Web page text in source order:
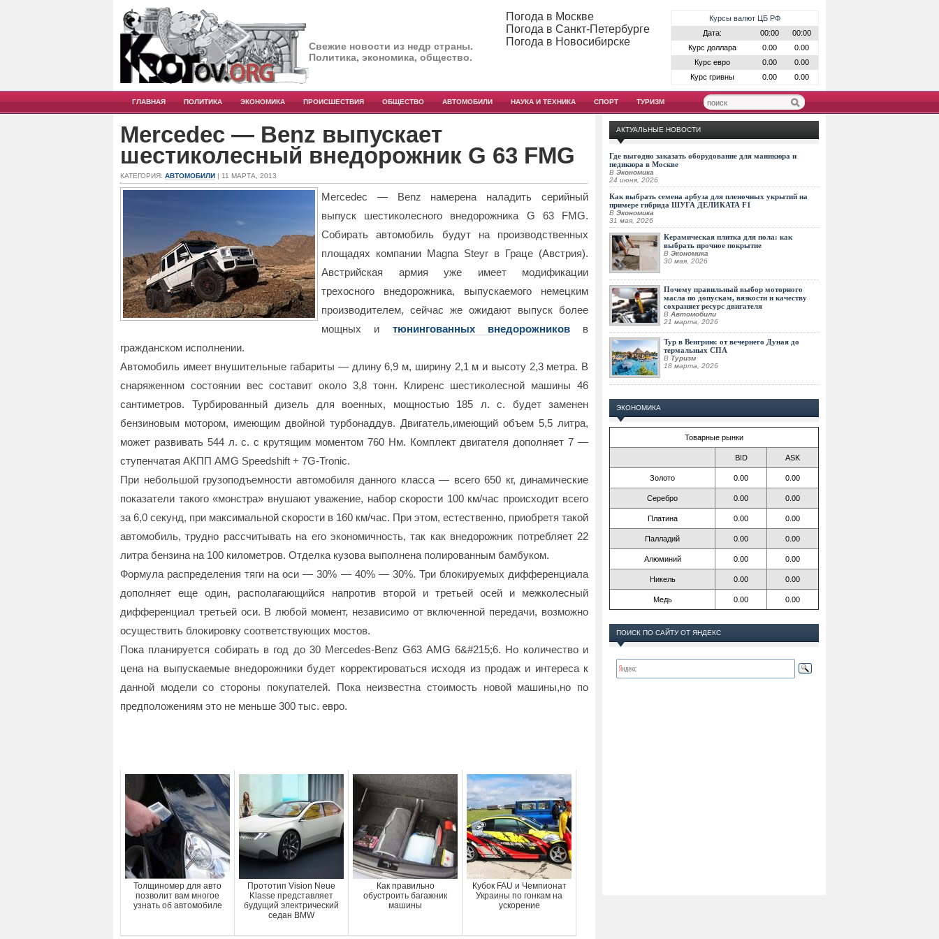
Свежие новости из недр страны.
Политика, экономика, общество.
Курсы валют ЦБ РФ
Дата:
00:00
00:00
Курс доллара
0.00
0.00
Курс евро
0.00
0.00
Курс гривны
0.00 0.00
Погода в Москве
Погода в Санкт-Петербурге
Погода в Новосибирске
ГЛАВНАЯ ПОЛИТИКА ЭКОНОМИКА ПРОИСШЕСТВИЯ ОБЩЕСТВО АВТОМОБИЛИ НАУКА И ТЕХНИКА СПОРТ ТУРИЗМ
Mercedec — Benz выпускает
шестиколесный внедорожник G 63 FMG
КАТЕГОРИЯ: АВТОМОБИЛИ | 11 МАРТА, 2013
Mercedec — Benz намерена наладить серийный
выпуск шестиколесного внедорожника G 63 FMG.
Собирать автомобиль будут на производственных
площадях компании Magna Steyr в Граце (Австрия).
Австрийская армия уже имеет модификации
трехосного внедорожника, выпускаемого немецким
производителем, сейчас же ожидают выпуск более
мощных и тюнингованных внедорожниковв
гражданском исполнении.
Автомобиль имеет внушительные габариты — длину 6,9 м, ширину 2,1 м и высоту 2,3 метра. В
снаряженном состоянии вес составит около 3,8 тонн. Клиренс шестиколесной машины 46
сантиметров. Турбированный дизель для военных, мощностью 185 л. с. будет заменен
бензиновым мотором, имеющим двойной турбонаддув. Двигатель,имеющий объем 5,5 литра,
может развивать 544 л. с. с крутящим моментом 760 Нм. Комплект двигателя дополняет 7 —
ступенчатая АКПП AMG Speedshift + 7G-Tronic.
При небольшой грузоподъемности автомобиля данного класса — всего 650 кг, динамические
показатели такого «монстра» внушают уважение, набор скорости 100 км/час происходит всего
за 6,0 секунд, при максимальной скорости в 160 км/час. При этом, естественно, приобретя такой
автомобиль, трудно рассчитывать на его экономичность, так как внедорожник потребляет 22
литра бензина на 100 километров. Отделка кузова выполнена полированным бамбуком.
Формула распределения тяги на оси — 30% — 40% — 30%. Три блокируемых дифференциала
дополняет еще один, располагающийся напротив второй и третьей осей и межколесный
дифференциал третьей оси. В любой момент, независимо от включенной передачи, возможно
осуществить блокировку соответствующих мостов.
Пока планируется собирать в год до 30 Mercedes-Benz G63 AMG 6&#215;6. Но количество и
цена на выпускаемые внедорожники будет корректироваться исходя из продаж и интереса к
данной модели со стороны покупателей. Пока неизвестна стоимость новой машины,но по
предположениям это не меньше 300 тыс. евро.
Толщиномер для авто
позволит вам многое
узнать об автомобиле
Прототип Vision Neue
Klasse представляет
будущий электрический
седан BMW
Как правильно
обустроить багажник
машины
Кубок FAU и Чемпионат
Украины по гонкам на
ускорение
АКТУАЛЬНЫЕ НОВОСТИ
Где выгодно заказать оборудование для маникюра и
педикюра в Москве
В Экономика
24 июня, 2026
Как выбрать семена арбуза для пленочных укрытий на
примере гибрида ШУГА ДЕЛИКАТА F1
В Экономика
31 мая, 2026
Керамическая плитка для пола: как
выбрать прочное покрытие
В Экономика
30 мая, 2026
Почему правильный выбор моторного
масла по допускам, вязкости и качеству
сохраняет ресурс двигателя
В Автомобили
21 марта, 2026
Тур в Венгрию: от вечернего Дуная до
термальных СПА
В Туризм
18 марта, 2026
ЭКОНОМИКА
Товарные рынки
BID ASK
Золото 0.00 0.00
Серебро 0.00 0.00
Платина 0.00 0.00
Палладий 0.00 0.00
Алюминий 0.00 0.00
Никель 0.00 0.00
Медь 0.00 0.00
ПОИСК ПО САЙТУ ОТ ЯНДЕКС